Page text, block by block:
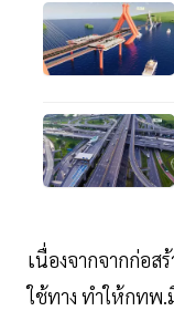
เนื่องจากจากก่อส
ใช้ทาง ทำให้กทพ.